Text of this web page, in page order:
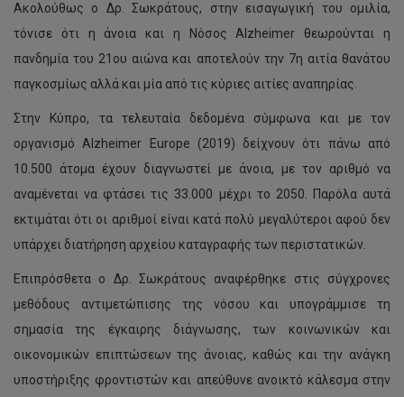
Ακολούθως ο Δρ. Σωκράτους, στην εισαγωγική του ομιλία,
τόνισε ότι η άνοια και η Νόσος Alzheimer θεωρούνται η
πανδημία του 21ου αιώνα και αποτελούν την 7η αιτία θανάτου
παγκοσμίως αλλά και μία από τις κύριες αιτίες αναπηρίας.
Στην Κύπρο, τα τελευταία δεδομένα σύμφωνα και με τον
οργανισμό Alzheimer Europe (2019) δείχνουν ότι πάνω από
10.500 άτομα έχουν διαγνωστεί με άνοια, με τον αριθμό να
αναμένεται να φτάσει τις 33.000 μέχρι το 2050. Παρόλα αυτά
εκτιμάται ότι οι αριθμοί είναι κατά πολύ μεγαλύτεροι αφού δεν
υπάρχει διατήρηση αρχείου καταγραφής των περιστατικών.
Επιπρόσθετα ο Δρ. Σωκράτους αναφέρθηκε στις σύγχρονες
μεθόδους αντιμετώπισης της νόσου και υπογράμμισε τη
σημασία της έγκαιρης διάγνωσης, των κοινωνικών και
οικονομικών επιπτώσεων της άνοιας, καθώς και την ανάγκη
υποστήριξης φροντιστών και απεύθυνε ανοικτό κάλεσμα στην